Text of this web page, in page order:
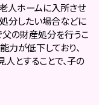
人ホームに入所させ
分したい場合などに
の財産処分を行うこ
力が低下しており、
とすることで、子の